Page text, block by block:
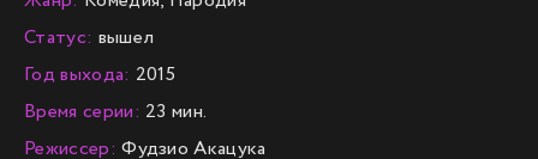
Статус: вышел
Год выхода: 2015
Время серии: 23 мин.
Режиссер: Фудзио Акацука